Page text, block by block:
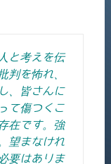
と考えを伝
判を怖れ、
、皆さんに
て傷つくこ
在です。強
望まなけれ
要はありま